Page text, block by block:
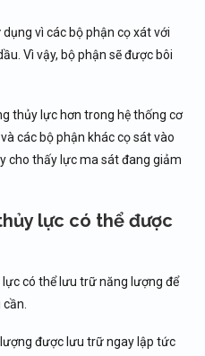
vì các bộ phận cọ xát với
Vì vậy, bộ phận sẽ được bôi
thủy lực hơn trong hệ thống cơ
các bộ phận khác cọ sát vào
cho thấy lực ma sát đang giảm
lực có thể được
có thể lưu trữ năng lượng để
được lưu trữ ngay lập tức